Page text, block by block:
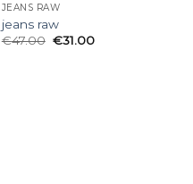
JEANS RAW
jeans raw
€47.00 €31.00